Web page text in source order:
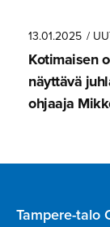
13.01.2025 /
Kotimaisen
näyttävä
ohjaaja
Tampere-talo